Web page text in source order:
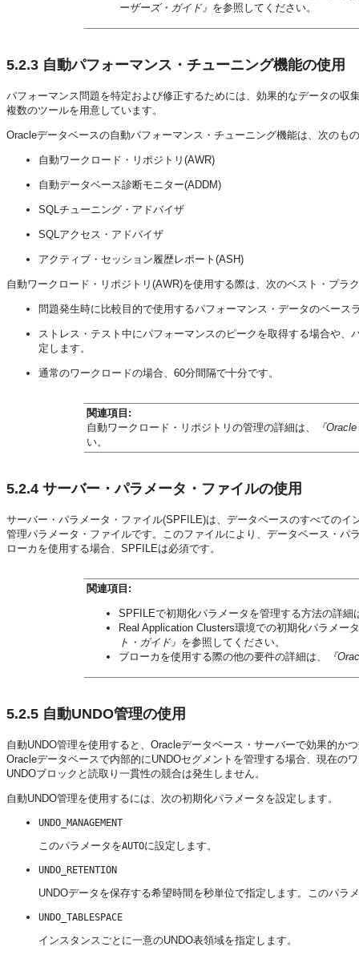
ーザーズ・ガイド』 を参照してください。
5.2.3 自動パフォーマンス・チューニング機能の使用
パフォーマンス問題を特定および修正するためには、効果的なデータの
複数のツールを用意しています。
Oracleデータベースの自動パフォーマンス・チューニング機能は、次のも
自動ワークロード・リポジトリ(AWR)
自動データベース診断モニター(ADDM)
SQLチューニング・アドバイザ
SQLアクセス・アドバイザ
アクティブ・セッション履歴レポート(ASH)
自動ワークロード・リポジトリ(AWR)を使用する際は、次のベスト・プラ
問題発生時に比較目的で使用するパフォーマンス・データのベー
ストレス・テスト中にパフォーマンスのピークを取得する場合や
定します。
通常のワークロードの場合、60分間隔で十分です。
関連項目:
自動ワークロード・リポジトリの管理の詳細は、
『
い。
5.2.4 サーバー・パラメータ・ファイルの使用
サーバー・パラメータ・ファイル(SPFILE)は、データベースのすべての
管理パラメータ・ファイルです。このファイルにより、データベース・
ローカを使用する場合、SPFILEは必須です。
関連項目:
SPFILEで初期化パラメータを管理する方法の詳細
Real Application Clusters環境での初期化パラメー
ト・ガイド』 を参照してください。
ブローカを使用する際の他の要件の詳細は、
『
5.2.5 自動UNDO管理の使用
自動UNDO管理を使用すると、Oracleデータベース・サーバーで効果的か
Oracleデータベースで内部的にUNDOセグメントを管理する場合、現在の
UNDOブロックと読取り一貫性の競合は発生しません。
自動UNDO管理を使用するには、次の初期化パラメータを設定します。
UNDO_MANAGEMENT
このパラメータをAUTOに設定します。
UNDO_RETENTION
UNDOデータを保存する希望時間を秒単位で指定します。このパ
UNDO_TABLESPACE
インスタンスごとに一意のUNDO表領域を指定します。